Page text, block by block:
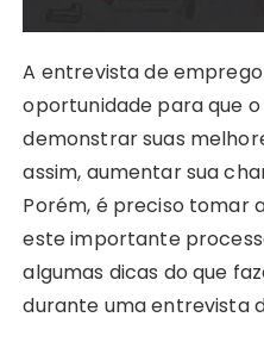
A entrevista de
oportunidade para que
demonstrar suas
assim, aumentar sua
Porém, é preciso tomar
este importante
algumas dicas do que
durante uma entrevista